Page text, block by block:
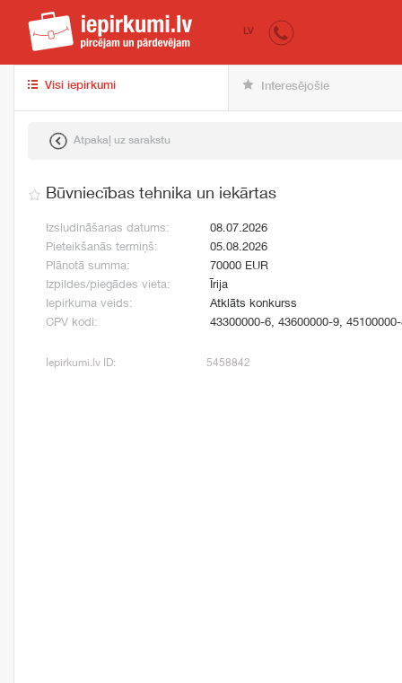
iepirkumi.lv
LV
Visi iepirkumi Interesējošie
Atpakaļ uz sarakstu
Būvniecības tehnika un iekārtas
Izsludināšanas datums:
08.07.2026
Pieteikšanās termiņš:
05.08.2026
Plānotā summa:
70000 EUR
Izpildes/piegādes vieta:
Īrija
Iepirkuma veids:
Atklāts konkurss
CPV kodi:
43300000-6, 43600000-9,
Iepirkumi.lv ID: 5458842